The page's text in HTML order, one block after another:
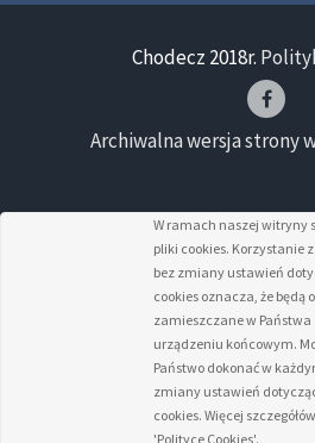
Chodecz 2018r.
Archiwalna wersja strony
W ramach naszej witryny
pliki cookies. Korzystanie
bez zmiany ustawień
cookies oznacza, że będą
zamieszczane w Państwa
urządzeniu końcowym.
Państwo dokonać w
zmiany ustawień
cookies. Więcej
'Polityce Cookies'.